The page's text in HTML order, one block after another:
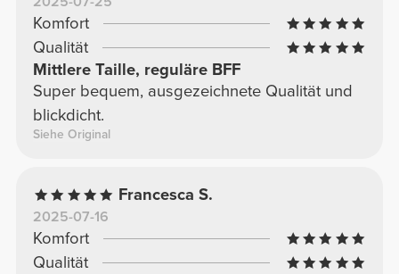
Komfort
Qualität
Mittlere Taille, reguläre BFF
Super bequem, ausgezeichnete Qualität und
blickdicht.
Siehe Original
Francesca S.
2025-07-16
Komfort
Qualität